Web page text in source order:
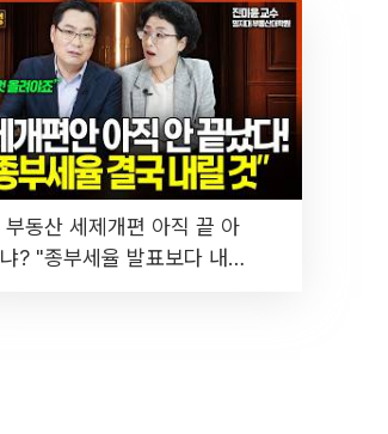
부동산 세제개편 아직 끝 아
냐? "종부세율 발표보다 내릴